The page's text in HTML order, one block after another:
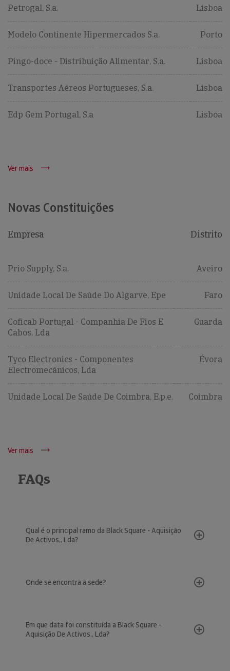
Petrogal, S.a. Lisboa
Modelo Continente Hipermercados S.a. Porto
Pingo-doce - Distribuição Alimentar, S.a. Lisboa
Transportes Aéreos Portugueses, S.a. Lisboa
Edp Gem Portugal, S.a Lisboa
Ver mais
Novas Constituições
Empresa Distrito
Prio Supply, S.a. Aveiro
Unidade Local De Saúde Do Algarve, Epe Faro
Coficab Portugal - Companhia De Fios E
Cabos, Lda
Guarda
Tyco Electronics - Componentes
Electromecânicos, Lda
Évora
Unidade Local De Saúde De Coimbra, E.p.e. Coimbra
Ver mais
FAQs
Qual é o principal ramo da Black Square - Aquisição
De Activos,, Lda?
Onde se encontra a sede?
Em que data foi constituída a Black Square -
Aquisição De Activos,, Lda?